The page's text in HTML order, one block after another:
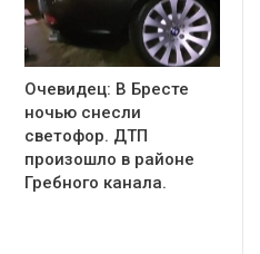
Очевидец: В Бресте
ночью снесли
светофор. ДТП
произошло в районе
Гребного канала.